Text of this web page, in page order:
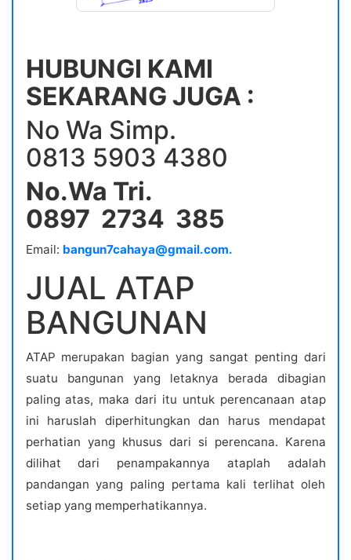
HUBUNGI KAMI
SEKARANG JUGA :
No Wa Simp.
0813 5903 4380
No.Wa Tri.
0897 2734 385
Email: bangun7cahaya@gmail.com.
JUAL ATAP
BANGUNAN
ATAP merupakan bagian yang sangat penting dari
suatu bangunan yang letaknya berada dibagian
paling atas, maka dari itu untuk perencanaan atap
ini haruslah diperhitungkan dan harus mendapat
perhatian yang khusus dari si perencana. Karena
dilihat dari penampakannya ataplah adalah
pandangan yang paling pertama kali terlihat oleh
setiap yang memperhatikannya.